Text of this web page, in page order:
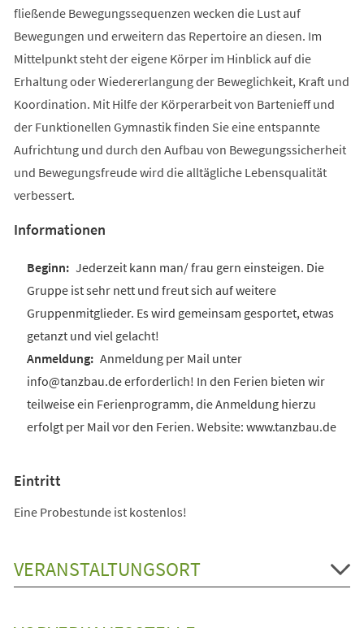
fließende Bewegungssequenzen wecken die Lust auf
Bewegungen und erweitern das Repertoire an diesen. Im
Mittelpunkt steht der eigene Körper im Hinblick auf die
Erhaltung oder Wiedererlangung der Beweglichkeit, Kraft und
Koordination. Mit Hilfe der Körperarbeit von Bartenieff und
der Funktionellen Gymnastik finden Sie eine entspannte
Aufrichtung und durch den Aufbau von Bewegungssicherheit
und Bewegungsfreude wird die alltägliche Lebensqualität
verbessert.
Informationen
Jederzeit kann man/ frau gern einsteigen. Die
Gruppe ist sehr nett und freut sich auf weitere
Gruppenmitglieder. Es wird gemeinsam gesportet, etwas
getanzt und viel gelacht!
Anmeldung per Mail unter
info@tanzbau.de erforderlich! In den Ferien bieten wir
teilweise ein Ferienprogramm, die Anmeldung hierzu
erfolgt per Mail vor den Ferien. Website: www.tanzbau.de
Eintritt
Eine Probestunde ist kostenlos!
VERANSTALTUNGSORT